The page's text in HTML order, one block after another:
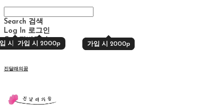
Search 검색
Log In
시 2000p
로그인
가입 시 2000p 가입 시 2000p
가입 시 2000p
Cart장바구니
진달래의꿈